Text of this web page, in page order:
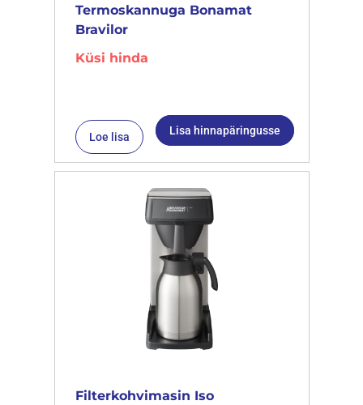
Termoskannuga Bonamat
Bravilor
Küsi hinda
Loe lisa Lisa hinnapäringusse
Filterkohvimasin Iso